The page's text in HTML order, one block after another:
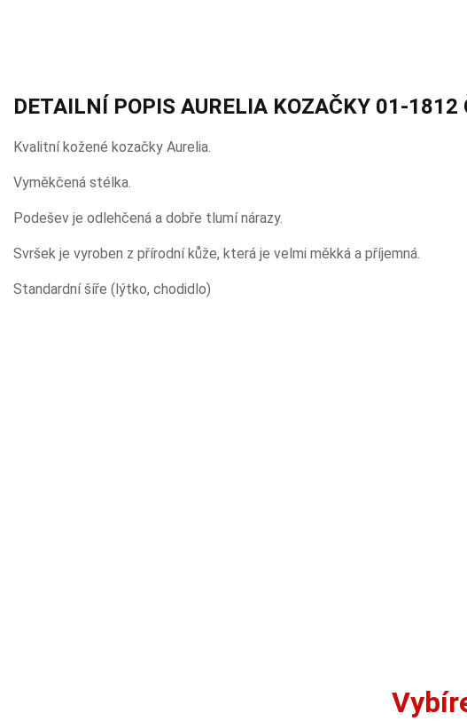
DETAILNÍ POPIS AURELIA KOZAČKY 01-1812
Kvalitní kožené kozačky Aurelia.
Vyměkčená stélka.
Podešev je odlehčená a dobře tlumí nárazy.
Svršek je vyroben z přírodní kůže, která je velmi měkká a příjemná.
Standardní šíře (lýtko, chodidlo)